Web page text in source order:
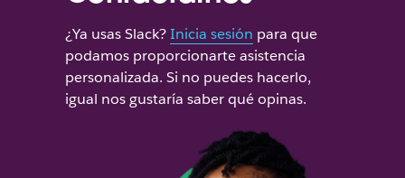
¿Ya usas Slack?Inicia sesión para que
podamos proporcionarte asistencia
personalizada. Si no puedes hacerlo,
igual nos gustaría saber qué opinas.